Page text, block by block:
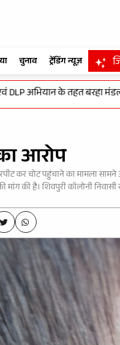
चुनाव ट्रेंडिंग न्यूज़
के तहत बरहा मंडल
आरोप
कर चोट पहुंचाने का मामला
की है। शिवपुरी कॉलोनी